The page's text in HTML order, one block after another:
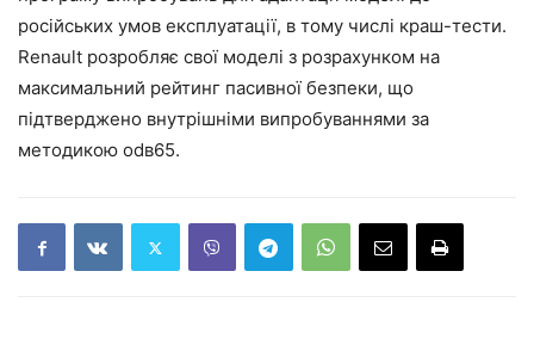
російських умов експлуатації, в тому числі краш-тести.
Renault розробляє свої моделі з розрахунком на
максимальний рейтинг пасивної безпеки, що
підтверджено внутрішніми випробуваннями за
методикою odв65.